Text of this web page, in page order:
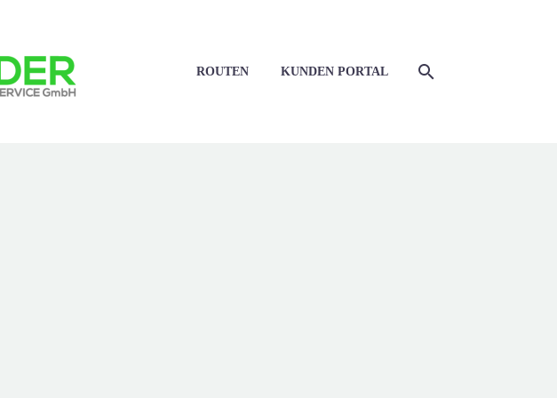
ROUTEN KUNDEN PORTAL